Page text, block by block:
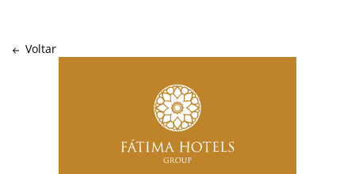
Voltar